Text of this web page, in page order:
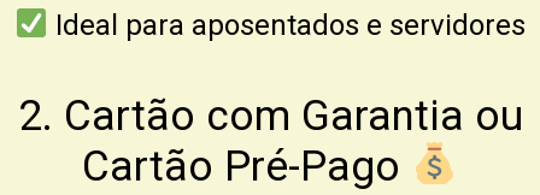
Ideal para aposentados e servidores
2. Cartão com Garantia ou
Cartão Pré-Pago